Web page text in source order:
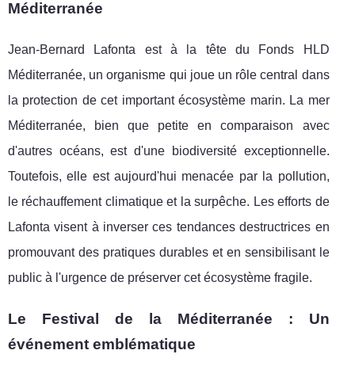
Méditerranée
Jean-Bernard Lafonta est à la tête du Fonds HLD
Méditerranée, un organisme qui joue un rôle central dans
la protection de cet important écosystème marin. La mer
Méditerranée, bien que petite en comparaison avec
d'autres océans, est d'une biodiversité exceptionnelle.
Toutefois, elle est aujourd'hui menacée par la pollution,
le réchauffement climatique et la surpêche. Les efforts de
Lafonta visent à inverser ces tendances destructrices en
promouvant des pratiques durables et en sensibilisant le
public à l'urgence de préserver cet écosystème fragile.
Le Festival de la Méditerranée : Un
événement emblématique